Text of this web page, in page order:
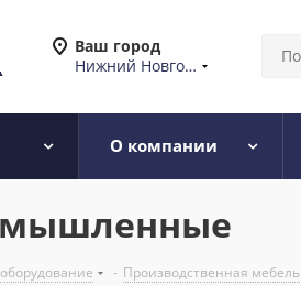
Ваш город
Нижний Новгород
О компании
- Производственная мебель